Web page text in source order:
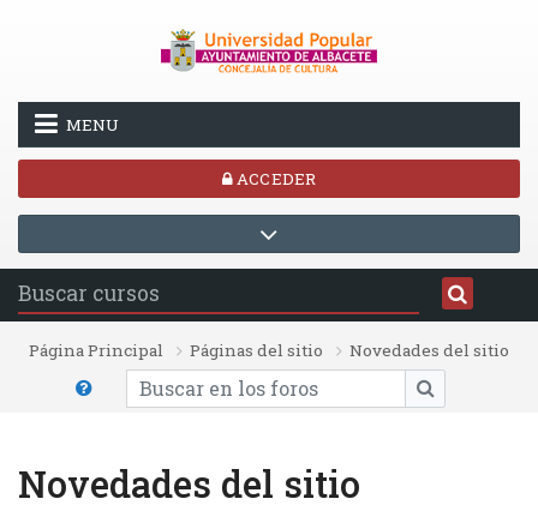
MENU
ACCEDER
Página Principal Páginas del sitio Novedades del sitio
Buscar en los foros
Novedades del sitio